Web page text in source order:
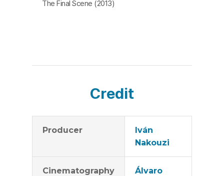
통속적 대중 가요처럼 이 가족이 겪는 병마와 죽음도 그렇
큐멘터리는 다수의 영화제에서 소개되어 감동을 줬다. [임
The Final Scene (2013)
Credit
Producer
Iván
Nakouzi
Cinematography
Álvaro